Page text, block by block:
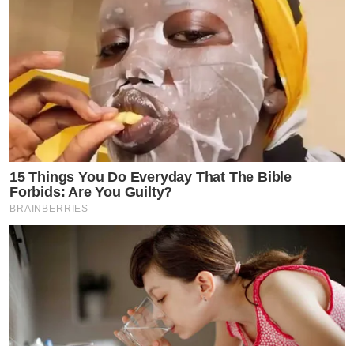
15 Things You Do Everyday That The Bible
Forbids: Are You Guilty?
BRAINBERRIES